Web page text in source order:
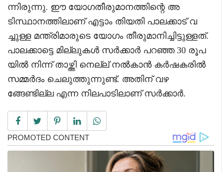
ന്നിരുന്നു. ഈ യോഗതീരുമാനത്തിന്റെ അ
ടിസ്ഥാനത്തിലാണ് എട്ടാം തിയതി പാലക്കാട് വ
ച്ചുള്ള മന്ത്രിമാരുടെ യോഗം തീരുമാനിച്ചിട്ടുള്ളത്.
പാലക്കാട്ടെ മില്ലുകൾ സർക്കാർ പറഞ്ഞ 30 രൂപ
യിൽ നിന്ന് താഴ്ത്തി നെല്ല് നൽകാൻ കർഷകരിൽ
സമ്മർദം ചെലുത്തുന്നുണ്ട്. അതിന് വഴ
ങ്ങേണ്ടില്ല എന്ന നിലപാടിലാണ് സർക്കാർ.